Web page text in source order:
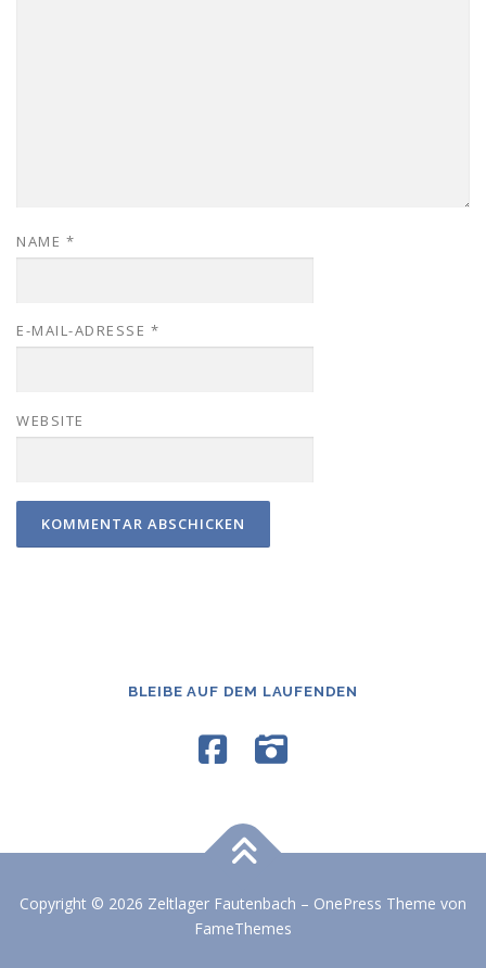
NAME *
E-MAIL-ADRESSE *
WEBSITE
BLEIBE AUF DEM LAUFENDEN
Copyright © 2026 Zeltlager Fautenbach – OnePress Theme von
FameThemes